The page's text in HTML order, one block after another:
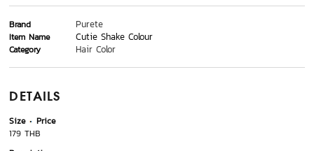
Brand Purete
Item Name Cutie Shake Colour
Category Hair Color
DETAILS
Size
Price
179 THB